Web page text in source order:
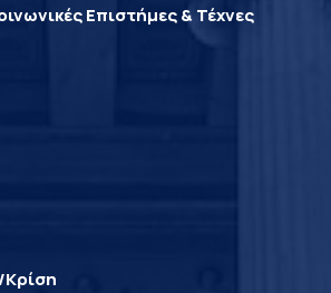
Επιστήμες & Τέχνες
Κρίση